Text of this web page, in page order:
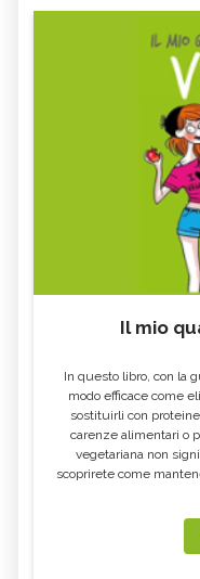
Il mio
In questo libro, con la
modo efficace come
sostituirli con
carenze alimentari o
vegetariana non
scoprirete come